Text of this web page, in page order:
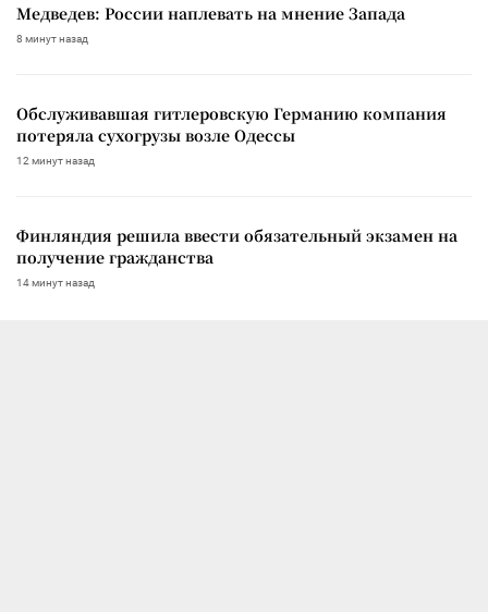
Медведев: России наплевать на мнение Запада
8 минут назад
Обслуживавшая гитлеровскую Германию компания
потеряла сухогрузы возле Одессы
12 минут назад
Финляндия решила ввести обязательный экзамен на
получение гражданства
14 минут назад